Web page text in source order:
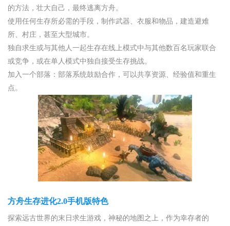
的方法，壮大自己，最终逃离方舟。
使用任何生存所必需的手段，制作武器、衣服和物品，建造避难
所、村庄，甚至大型城市。
独自求生或与其他人一起生存在线上模式中与其他数百名玩家联合
或竞争，或在单人模式中独自接受生存挑战。
加入一个部落：部落系统鼓励合作，可以共享资源、经验值和重生
点。
方舟生存进化2.0手机版特色
探索远古世界的末日求生游戏，神秘的地图之上，作为幸存者的